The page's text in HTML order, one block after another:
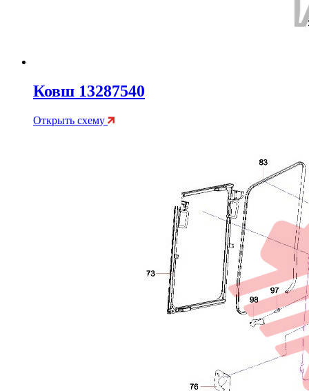
Ковш 13287540
Открыть схему